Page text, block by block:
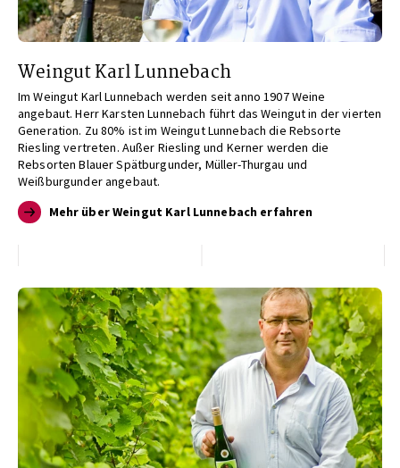
Weingut Karl Lunnebach
Im Weingut Karl Lunnebach werden seit anno 1907 Weine
angebaut. Herr Karsten Lunnebach führt das Weingut in der vierten
Generation. Zu 80% ist im Weingut Lunnebach die Rebsorte
Riesling vertreten. Außer Riesling und Kerner werden die
Rebsorten Blauer Spätburgunder, Müller-Thurgau und
Weißburgunder angebaut.
Mehr über Weingut Karl Lunnebach erfahren